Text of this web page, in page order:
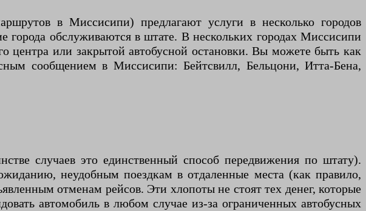
в Миссисипи) предлагают услуги в несколько городов
города обслуживаются в штате. В нескольких городах Миссисипи
центра или закрытой автобусной остановки. Вы можете быть как
сообщением в Миссисипи: Бейтсвилл, Бельцони, Итта-Бена,
случаев это единственный способ передвижения по штату).
неудобным поездкам в отдаленные места (как правило,
отменам рейсов. Эти хлопоты не стоят тех денег, которые
автомобиль в любом случае из-за ограниченных автобусных